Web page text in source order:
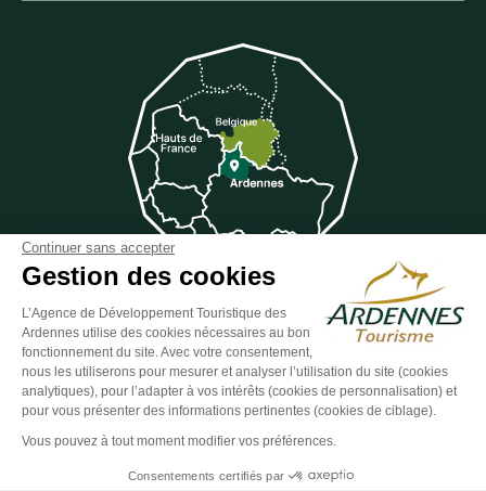
Suivez-nous sur Facebook
Suivez-nous sur Instagram
Suivez-nous sur Youtube
Suivez-nous sur
Suivez-nous
Continuer sans accepter
Gestion des cookies
L’Agence de Développement Touristique des
Ardennes utilise des cookies nécessaires au bon
fonctionnement du site. Avec votre consentement,
nous les utiliserons pour mesurer et analyser l’utilisation du site (cookies
analytiques), pour l’adapter à vos intérêts (cookies de personnalisation) et
pour vous présenter des informations pertinentes (cookies de ciblage).
Vous pouvez à tout moment modifier vos préférences.
Consentements certifiés par